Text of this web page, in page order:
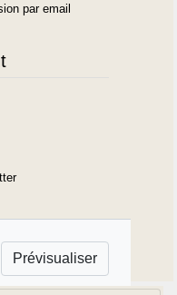
par email